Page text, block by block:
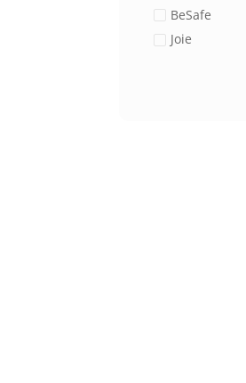
BeSafe
Joie